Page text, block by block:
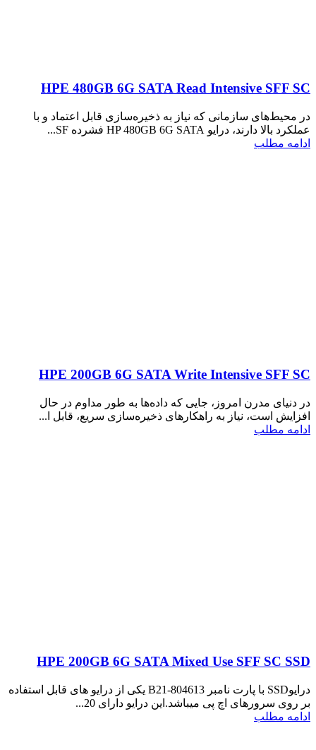
HPE 480GB 6G SATA Read Intensive SFF SC
در محیط‌های سازمانی که نیاز به ذخیره‌سازی قابل اعتماد و با
عملکرد بالا دارند، درایو HP 480GB 6G SATA فشرده SF...
ادامه مطلب
HPE 200GB 6G SATA Write Intensive SFF SC
در دنیای مدرن امروز، جایی که داده‌ها به طور مداوم در حال
افزایش است، نیاز به راهکارهای ذخیره‌سازی سریع، قابل ا...
ادامه مطلب
HPE 200GB 6G SATA Mixed Use SFF SC SSD
درایوSSD با پارت نامبر 804613-B21 یکی از درایو های قابل استفاده
بر روی سرورهای اچ پی میباشد.این درایو دارای 20...
ادامه مطلب